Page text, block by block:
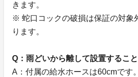
きます。
※ 蛇口コックの破損は保証の対象
ります。
Q：雨どいから離して設置するこ
A：付属の給水ホースは60cmです